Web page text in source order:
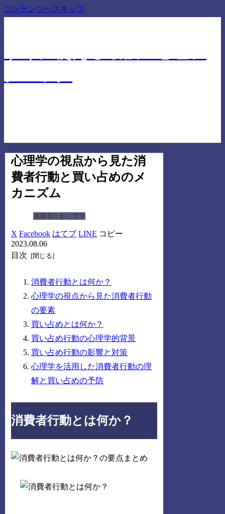
コンテンツへスキップ
心理学の視点から見た消
費者行動と買い占めのメ
カニズム
消費者行動心理学
X Facebook はてブ LINE コピー
2023.08.06
目次
消費者行動とは何か？
心理学の視点から見た消費者行動
の要素
買い占めとは何か？
買い占め行動の心理学的背景
買い占め行動の影響と対策
心理学を活用した消費者行動の理
解と買い占めの予防
消費者行動とは何か？